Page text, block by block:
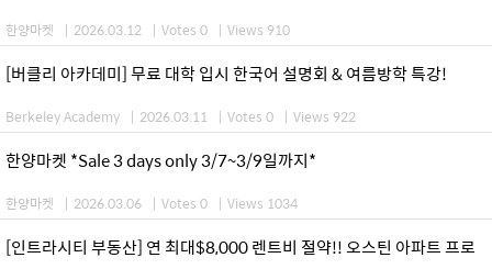
한양마켓 | 2026.03.12 | Votes 0 | Views 910
[버클리 아카데미] 무료 대학 입시 한국어 설명회 & 여름방학 특강!
Berkeley Academy | 2026.03.11 | Votes 0 | Views 922
한양마켓 *Sale 3 days only 3/7~3/9일까지*
한양마켓 | 2026.03.06 | Votes 0 | Views 1034
[인트라시티 부동산] 연 최대$8,000 렌트비 절약!! 오스틴 아파트 프로